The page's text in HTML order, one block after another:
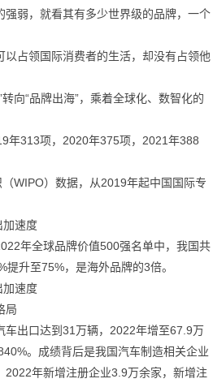
弱，就看其有多少世界级的品牌，一个
占领国际消费者的生活，却没有占领他
向“品牌出海”，乘着全球化、数智化的
年313项，2020年375项，2021年388
WIPO）数据，从2019年起中国国际专
年全球品牌价值500强名单中，我国共
升至75%，是海外品牌的3倍。
局
车出口达到31万辆，2022年增至67.9万
。成绩背后是我国汽车制造相关企业
年新增注册企业3.9万余家，新增注